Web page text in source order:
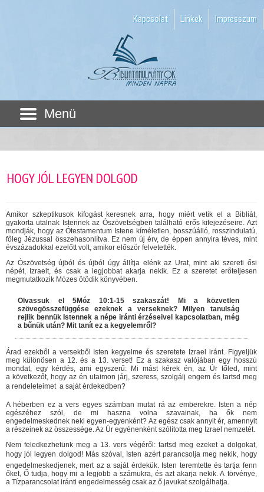
Kapcsolat Linkek Impresszum
Menü
HOGY JÓL LEGYEN DOLGOD
Amikor szkeptikusok kifogást keresnek arra, hogy miért vetik el a Bibliát,
gyakorta utalnak Istennek az Ószövetségben található erős kifejezéseire. Azt
mondják, hogy az Ótestamentum Istene kíméletlen, bosszúálló, rosszindulatú,
főleg Jézussal összehasonlítva. Ez nem új érv, de éppen annyira téves, mint
évszázadokkal ezelőtt volt, amikor először felvetették.
Az Ószövetség újból és újból úgy állítja elénk az Urat, mint aki szereti ősi
népét, Izraelt, és csak a legjobbat akarja nekik. Ez a szeretet erőteljesen
megmutatkozik Mózes ötödik könyvében.
Olvassuk el 5Móz 10:1-15 szakaszát! Mi a közvetlen
szövegösszefüggése ezeknek a verseknek? Milyen tanulság
rejlik bennük Istennek a népe iránti érzéseivel kapcsolatban, még
a bűnük után? Mit tanít ez a kegyelemről?
Árad ezekből a versekből Isten kegyelme és szeretete Izrael iránt. Figyeljük
meg különösen a 12. és a 13. verset! Ez a szakasz valójában egy hosszú
mondat, egy kérdés, ami egyszerű: Mi mást kérek én, az Úr tőled, mint
a következőt, hogy az én utaimon járj, szeress, szolgálj engem és tartsd meg
a rendeleteimet  a saját érdekedben?
A héberben ez a vers egyes számban mutat rá az emberekre. Isten a nép
egészéhez szól, de mi haszna volna szavainak, ha ők nem
engedelmeskednek neki egyen-egyenként? Az egész csak annyit ér, amennyit
a részeinek az összessége. Az Úr egyénenként szólította meg Izrael nemzetét.
Nem feledkezhetünk meg a 13. vers végéről: tartsd meg ezeket a dolgokat,
hogy jól legyen dolgod! Más szóval, Isten azért parancsolja meg nekik, hogy
engedelmeskedjenek, mert az a saját érdekük. Isten teremtette és tartja fenn
őket, Ő tudja, hogy mi a legjobb a számukra, és azt akarja nekik. A törvénye,
a Tízparancsolat iránti engedelmesség csak az ő javukat szolgálhatja.